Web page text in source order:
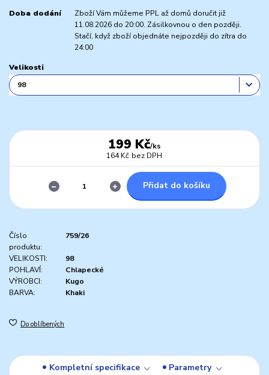
Doba dodání
Zboží Vám můžeme PPL až domů doručit již
11.08.2026 do 20:00. Zásilkovnou o den později.
Stačí, když zboží objednáte nejpozději do zítra do
24:00
Velikosti
199 Kč/ks
164 Kč bez DPH
Přidat do košíku
Číslo
produktu:
759/26
VELIKOSTI:
98
POHLAVÍ:
Chlapecké
VÝROBCI:
Kugo
BARVA:
Khaki
Do oblíbených
Kompletní specifikace
Parametry